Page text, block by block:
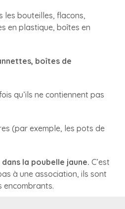
les bouteilles, flacons,
en plastique, boîtes en
boîtes de
qu’ils ne contiennent pas
(par exemple, les pots de
la poubelle jaune. C’est
à une association, ils sont
encombrants.